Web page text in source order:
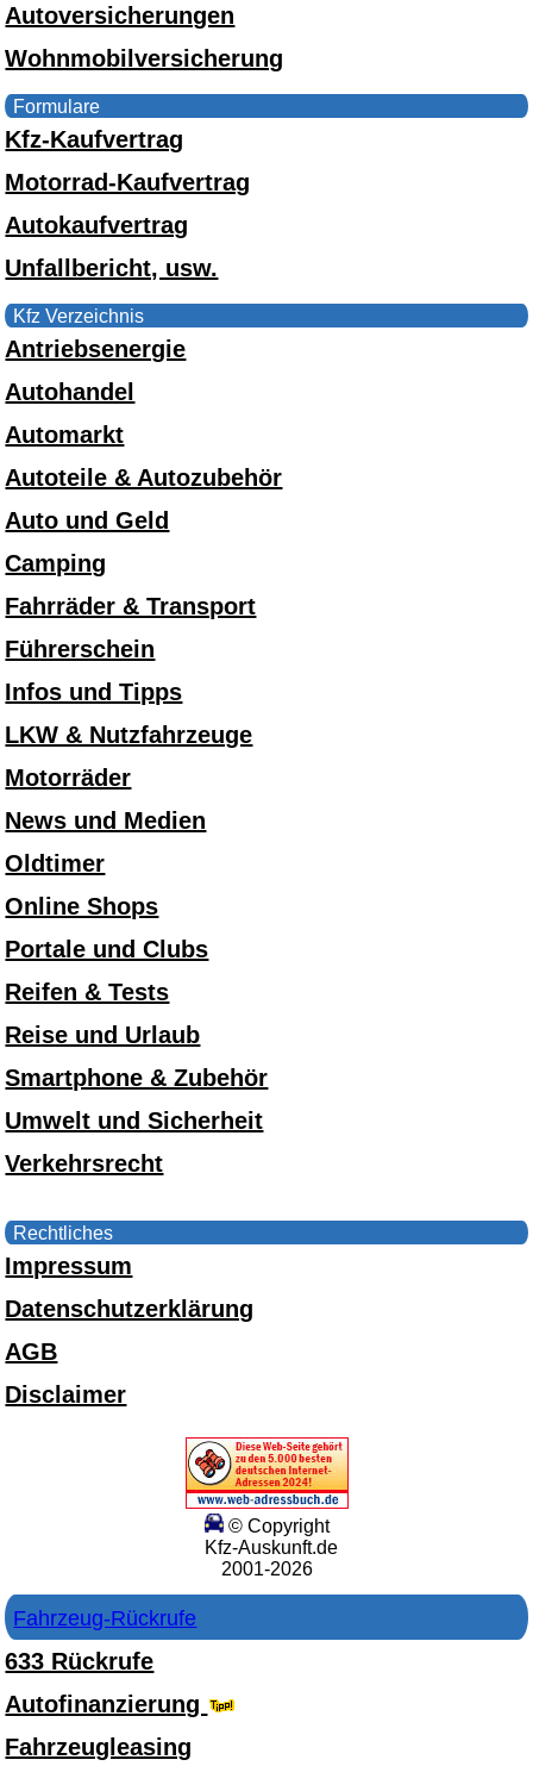
Autoversicherungen
Wohnmobilversicherung
Formulare
Kfz-Kaufvertrag
Motorrad-Kaufvertrag
Autokaufvertrag
Unfallbericht, usw.
Kfz Verzeichnis
Antriebsenergie
Autohandel
Automarkt
Autoteile & Autozubehör
Auto und Geld
Camping
Fahrräder & Transport
Führerschein
Infos und Tipps
LKW & Nutzfahrzeuge
Motorräder
News und Medien
Oldtimer
Online Shops
Portale und Clubs
Reifen & Tests
Reise und Urlaub
Smartphone & Zubehör
Umwelt und Sicherheit
Verkehrsrecht
Rechtliches
Impressum
Datenschutzerklärung
AGB
Disclaimer
© Copyright
Kfz-Auskunft.de
2001-2026
Fahrzeug-Rückrufe
633 Rückrufe
Autofinanzierung
Fahrzeugleasing